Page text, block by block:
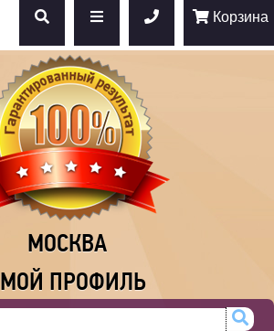
Корзина
МОСКВА
МОЙ ПРОФИЛЬ